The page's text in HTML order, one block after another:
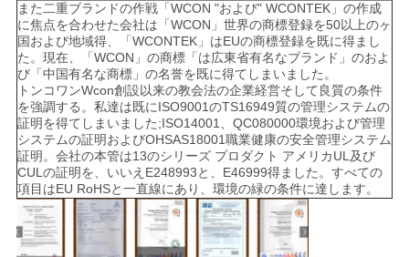
また二重ブランドの作戦「WCON "および" WCONTEK」の作成
に焦点を合わせた会社は「WCON」世界の商標登録を50以上のヶ
国および地域得、「WCONTEK」はEUの商標登録を既に得まし
た。現在、「WCON」の商標「は広東省有名なブランド」のおよ
び「中国有名な商標」の名誉を既に得てしまいました。
トンコワンWcon創設以来の教会法の企業経営そして良質の条件
を強調する。私達は既にISO9001のTS16949質の管理システムの
証明を得てしまいました;ISO14001、QC080000環境および管理
システムの証明およびOHSAS18001職業健康の安全管理システム
証明。会社の本管は13のシリーズ プロダクト アメリカUL及び
CULの証明を、いいえE248993と、E46999得ました。すべての
項目はEU RoHSと一直線にあり、環境の緑の条件に達します。